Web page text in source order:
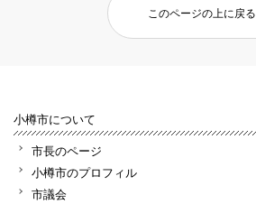
このページの上に戻る
小樽市について
市長のページ
小樽市のプロフィル
市議会